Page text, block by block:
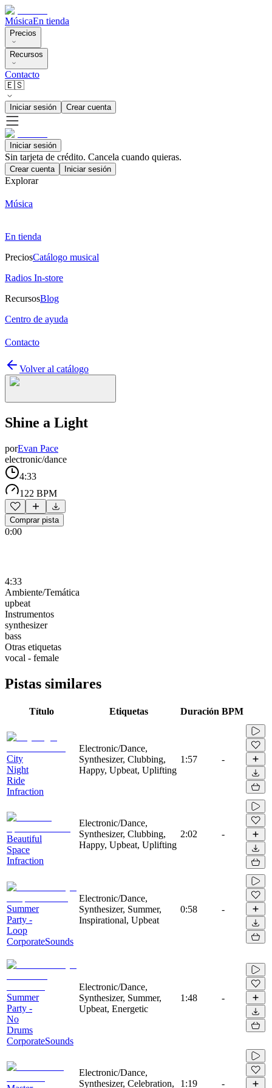
MúsicaEn tienda
Precios
Recursos
Contacto
🇪🇸
Iniciar sesión Crear cuenta
Iniciar sesión
Sin tarjeta de crédito. Cancela cuando quieras.
Crear cuenta Iniciar sesión
Explorar
Música
En tienda
PreciosCatálogo musical
Radios In-store
RecursosBlog
Centro de ayuda
Contacto
Volver al catálogo
Shine a Light
porEvan Pace
electronic/dance
4:33
122 BPM
Comprar pista
0:00
4:33
Ambiente/Temática
upbeat
Instrumentos
synthesizer
bass
Otras etiquetas
vocal - female
Pistas similares
Título Etiquetas Duración BPM
City
Night
Ride
Infraction
Electronic/Dance,
Synthesizer, Clubbing,
Happy, Upbeat, Uplifting
1:57 -
Beautiful
Space
Infraction
Electronic/Dance,
Synthesizer, Clubbing,
Happy, Upbeat, Uplifting
2:02 -
Summer
Party -
Loop
CorporateSounds
Electronic/Dance,
Synthesizer, Summer,
Inspirational, Upbeat
0:58 -
Summer
Party -
No
Drums
CorporateSounds
Electronic/Dance,
Synthesizer, Summer,
Upbeat, Energetic
1:48 -
Electronic/Dance,
Synthesizer, Celebration,
1:19 -